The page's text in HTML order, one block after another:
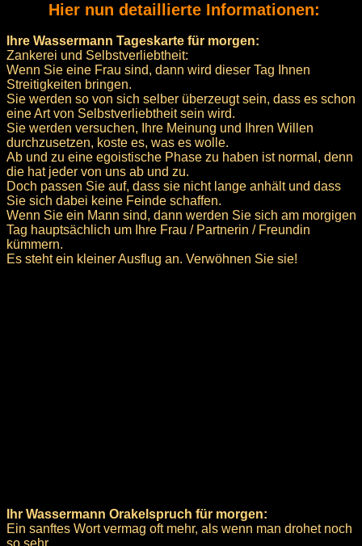
Hier nun detaillierte Informationen:
Ihre Wassermann Tageskarte für morgen:
Zankerei und Selbstverliebtheit:
Wenn Sie eine Frau sind, dann wird dieser Tag Ihnen
Streitigkeiten bringen.
Sie werden so von sich selber überzeugt sein, dass es schon
eine Art von Selbstverliebtheit sein wird.
Sie werden versuchen, Ihre Meinung und Ihren Willen
durchzusetzen, koste es, was es wolle.
Ab und zu eine egoistische Phase zu haben ist normal, denn
die hat jeder von uns ab und zu.
Doch passen Sie auf, dass sie nicht lange anhält und dass
Sie sich dabei keine Feinde schaffen.
Wenn Sie ein Mann sind, dann werden Sie sich am morgigen
Tag hauptsächlich um Ihre Frau / Partnerin / Freundin
kümmern.
Es steht ein kleiner Ausflug an. Verwöhnen Sie sie!
Ihr Wassermann Orakelspruch für morgen:
Ein sanftes Wort vermag oft mehr, als wenn man drohet noch
so sehr.